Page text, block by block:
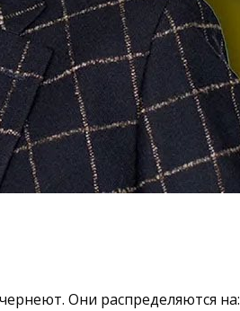
Они распределяются на: